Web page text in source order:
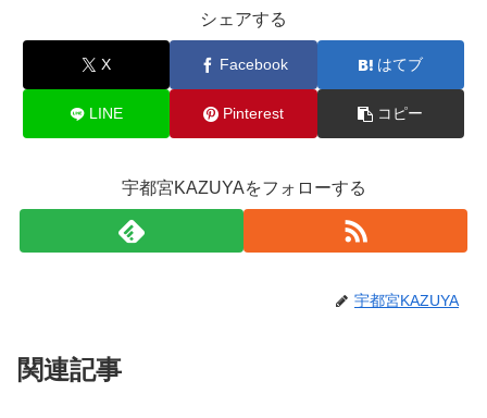
シェアする
X Facebook はてブ
LINE Pinterest コピー
宇都宮KAZUYAをフォローする
宇都宮KAZUYA
関連記事